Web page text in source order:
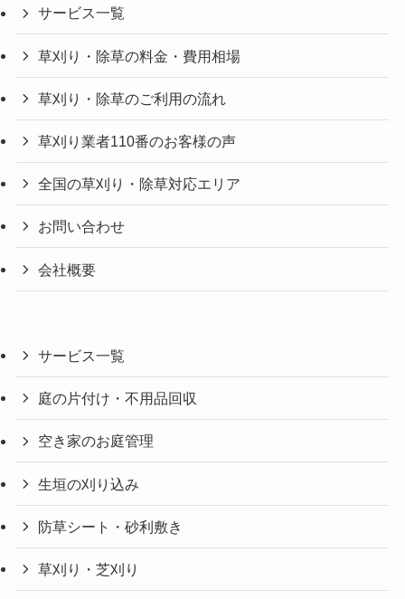
サービス一覧
草刈り・除草の料金・費用相場
草刈り・除草のご利用の流れ
草刈り業者110番のお客様の声
全国の草刈り・除草対応エリア
お問い合わせ
会社概要
サービス一覧
庭の片付け・不用品回収
空き家のお庭管理
生垣の刈り込み
防草シート・砂利敷き
草刈り・芝刈り